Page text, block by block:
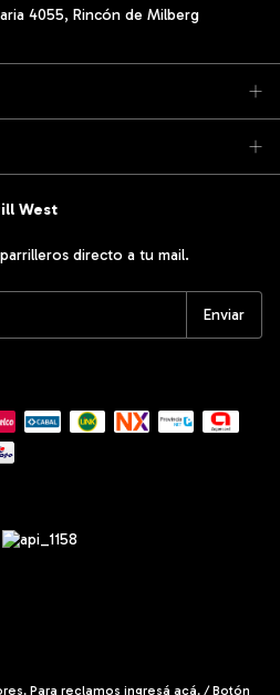
West
directo a tu mail.
Para reclamos ingresá acá. / Botón